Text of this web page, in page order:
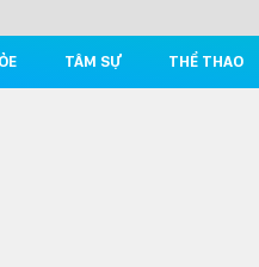
TÂM SỰ THỂ THAO